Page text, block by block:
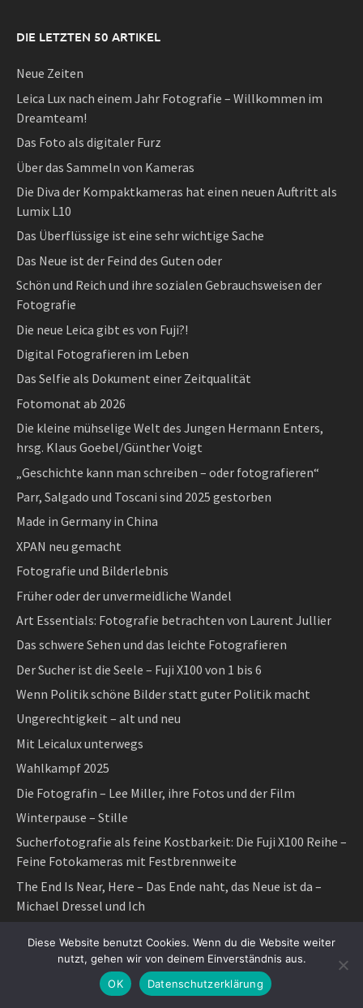
DIE LETZTEN 50 ARTIKEL
Neue Zeiten
Leica Lux nach einem Jahr Fotografie – Willkommen im
Dreamteam!
Das Foto als digitaler Furz
Über das Sammeln von Kameras
Die Diva der Kompaktkameras hat einen neuen Auftritt als
Lumix L10
Das Überflüssige ist eine sehr wichtige Sache
Das Neue ist der Feind des Guten oder
Schön und Reich und ihre sozialen Gebrauchsweisen der
Fotografie
Die neue Leica gibt es von Fuji?!
Digital Fotografieren im Leben
Das Selfie als Dokument einer Zeitqualität
Fotomonat ab 2026
Die kleine mühselige Welt des Jungen Hermann Enters,
hrsg. Klaus Goebel/Günther Voigt
„Geschichte kann man schreiben – oder fotografieren“
Parr, Salgado und Toscani sind 2025 gestorben
Made in Germany in China
XPAN neu gemacht
Fotografie und Bilderlebnis
Früher oder der unvermeidliche Wandel
Art Essentials: Fotografie betrachten von Laurent Jullier
Das schwere Sehen und das leichte Fotografieren
Der Sucher ist die Seele – Fuji X100 von 1 bis 6
Wenn Politik schöne Bilder statt guter Politik macht
Ungerechtigkeit – alt und neu
Mit Leicalux unterwegs
Wahlkampf 2025
Die Fotografin – Lee Miller, ihre Fotos und der Film
Winterpause – Stille
Sucherfotografie als feine Kostbarkeit: Die Fuji X100 Reihe –
Feine Fotokameras mit Festbrennweite
The End Is Near, Here – Das Ende naht, das Neue ist da –
Michael Dressel und Ich
Blogstatistik 2024: Bücher und Fotos hatten bisher 2,5
Millionen Besucher
Früher und heute – Fotografie und Lebenszeit
Diese Website benutzt Cookies. Wenn du die Website weiter
nutzt, gehen wir von deinem Einverständnis aus.
OK
Datenschutzerklärung